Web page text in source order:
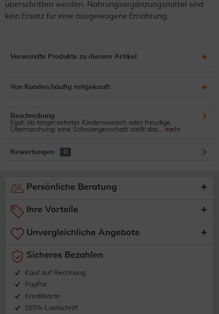
überschritten werden. Nahrungsergänzungsmittel sind
kein Ersatz für eine ausgewogene Ernährung.
Verwandte Produkte zu diesem Artikel
Von Kunden häufig mitgekauft
Beschreibung
Egal, ob langersehnter Kinderwunsch oder freudige
Überraschung: eine Schwangerschaft stellt das... mehr
Bewertungen 0
Persönliche Beratung
Ihre Vorteile
Unvergleichliche Angebote
Sicheres Bezahlen
Kauf auf Rechnung
PayPal
Kreditkarte
SEPA-Lastschrift